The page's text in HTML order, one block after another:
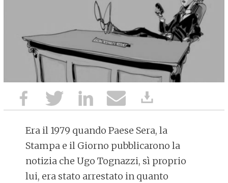
Era il 1979 quando Paese Sera, la
Stampa e il Giorno pubblicarono la
notizia che Ugo Tognazzi, sì proprio
lui, era stato arrestato in quanto